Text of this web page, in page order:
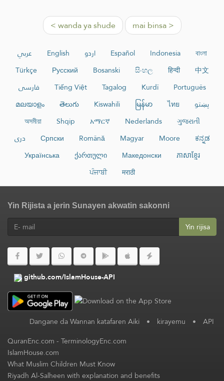
< wanda ya shude mai binsa >
عربي English اردو Español Indonesia
বাংলা
Türkçe
Русский Bosanski සිංහල हिन्दी
中文
فارسی
Tiếng Việt Tagalog Kurdî
Português
മലയാളം
తెలుగు Kiswahili မြန်မာ ไทย
پښتو
অসমীয়া
Shqip አማርኛ Nederlands
ગુજરાતી
دری
Српски Română Magyar Moore
ಕನ್ನಡ
Українська
ქართული Македонски
ភាសាខ្មែរ
ਪੰਜਾਬੀ
मराठी
Yin Rijista a jerin Sunayen akwatin sakonni
Yin rijisa
github.com/IslamHouse-API
Dangane da Wannan katafaren Aiki • kirayemu • API
QuranEnc.com-TerminologyEnc.com
IslamHouse.com
What Muslim Children Must Know
Riyadh Al-Salheen with explanation and benefits